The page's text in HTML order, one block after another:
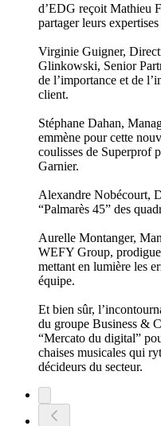
d’EDG reçoit Mathieu
partager leurs
Virginie Guigner,
Glinkowski, Senior
de l’importance et de
client.
Stéphane Dahan,
emmène pour cette
coulisses de Superprof
Garnier.
Alexandre Nobécourt,
“Palmarès 45” des
Aurelle Montanger,
WEFY Group, prodigue
mettant en lumière les
équipe.
Et bien sûr,
du groupe Business &
“Mercato du digital”
chaises musicales qui
décideurs du secteur.